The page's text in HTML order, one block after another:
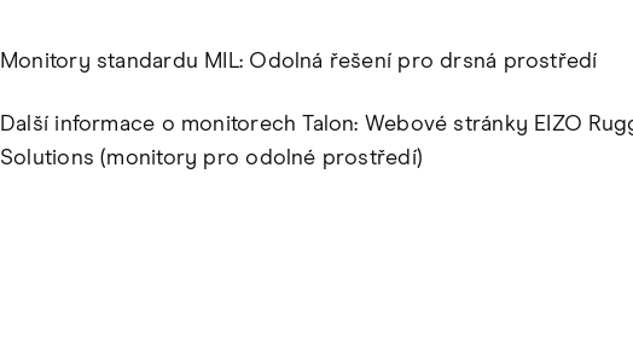
Monitory standardu MIL: Odolná řešení pro drsná prostředí
Další informace o monitorech Talon: Webové stránky EIZO
Solutions (monitory pro odolné prostředí)